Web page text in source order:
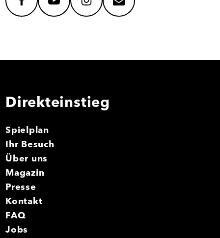
facebookyoutubeinstagrammail
Direkteinstieg
Spielplan
Ihr Besuch
Über uns
Magazin
Presse
Kontakt
FAQ
Jobs